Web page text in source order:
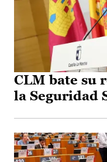
CLM bate su
la Seguridad